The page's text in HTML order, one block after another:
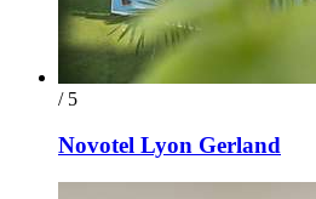
/ 5
Novotel Lyon Gerland